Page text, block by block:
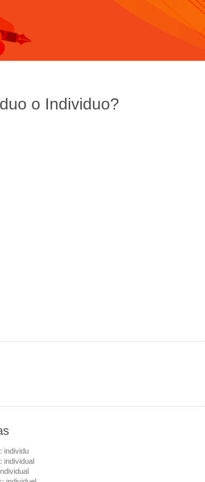
o Individuo?
individu
individual